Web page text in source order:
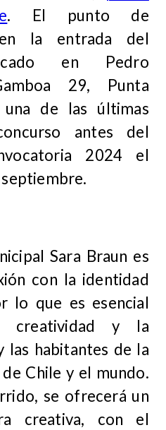
. El punto de
la entrada del
en Pedro
29, Punta
de las últimas
antes del
2024 el
Sara Braun es
con la identidad
lo que es esencial
creatividad y la
las habitantes de la
Chile y el mundo.
se ofrecerá un
creativa, con el